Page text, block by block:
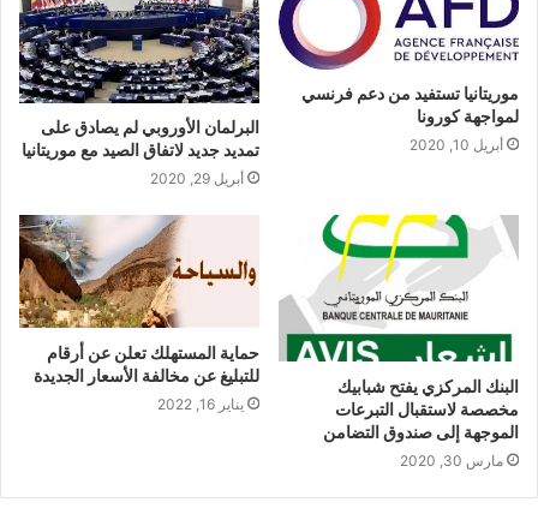
موريتانيا تستفيد من دعم فرنسي
لمواجهة كورونا
أبريل 10, 2020
البرلمان الأوروبي لم يصادق على
تمديد جديد لاتفاق الصيد مع موريتانيا
أبريل 29, 2020
البنك المركزي يفتح شبابيك
مخصصة لاستقبال التبرعات
الموجهة إلى صندوق التضامن
مارس 30, 2020
حماية المستهلك تعلن عن أرقام
للتبليغ عن مخالفة الأسعار الجديدة
يناير 16, 2022